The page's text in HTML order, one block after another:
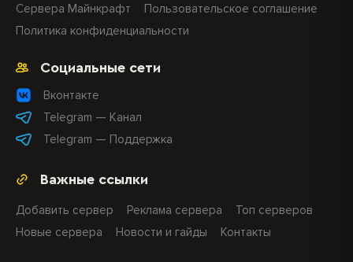
Важные ссылки
Добавить сервер Реклама сервера
Топ серверов
Новые сервера
Новости и гайды Контакты
Социальные сети
Вконтакте
Telegram — Канал
Telegram — Поддержка
Сервера Майнкрафт
Пользовательское соглашение
Политика конфиденциальности